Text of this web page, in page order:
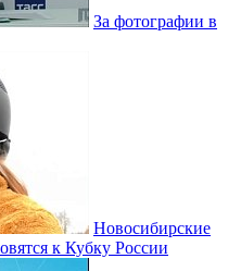
За фотографии в
Новосибирские
к Кубку России